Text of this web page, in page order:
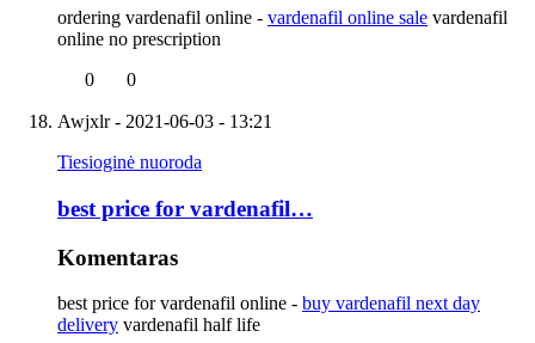
ordering vardenafil online - vardenafil online sale vardenafil
online no prescription
0
0
Awjxlr- 2021-06-03 - 13:21
Tiesioginė nuoroda
best price for vardenafil…
Komentaras
best price for vardenafil online - buy vardenafil next day
delivery vardenafil half life